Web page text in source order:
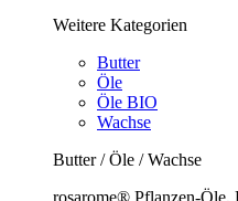
Weitere Kategorien
Butter
Öle
Öle BIO
Wachse
Butter / Öle / Wachse
rosarome® Pflanzen-Öle,